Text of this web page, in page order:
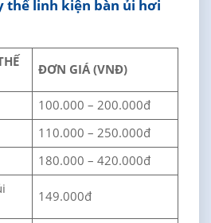
thế linh kiện bàn ủi hơi
ĐƠN GIÁ (VNĐ)
100.000 – 200.000đ
110.000 – 250.000đ
180.000 – 420.000đ
149.000đ